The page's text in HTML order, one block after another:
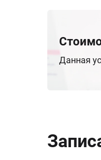
Данная